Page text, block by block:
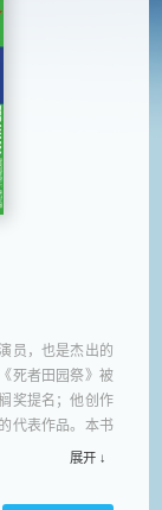
员，也是杰出的
死者田园祭》被
奖提名；他创作
代表作品。本书
和天马行空的思
展开 ↓